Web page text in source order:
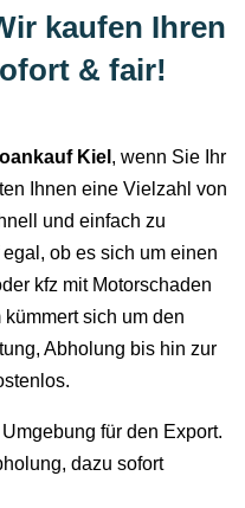
kaufen Ihren
& fair!
Kiel , wenn Sie Ihr
Ihnen eine Vielzahl von
und einfach zu
ob es sich um einen
kfz mit Motorschaden
sich um den
Abholung bis hin zur
für den Export.
dazu sofort